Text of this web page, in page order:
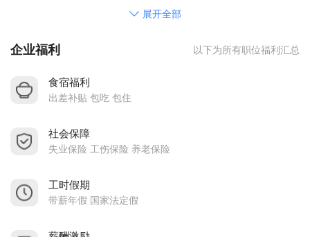
设，购地60亩，自建厂房40000平方米。2017年公司年产值突破
公司启动二期投资扩建，增设SMT车间、塑胶模具制造车间，
2019年购地36亩，启动三期工程建设，总产值达3.6亿元，创税
元，解决劳动力用工1000余人，2021年产值达4.5亿元，出口额
达804万美元。2022年将再购地70亩，整体规划硕宁电子产业园
达10亿元，届时用工可达1500人以上。公司产业链已辐射至永
展开全部
企业福利 以下为所有职位福利汇总
食宿福利
出差补贴 包吃 包住
社会保障
失业保险 工伤保险 养老保险
工时假期
带薪年假 国家法定假